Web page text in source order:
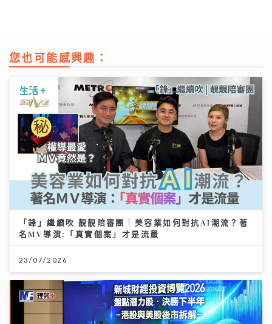
您也可能感興趣：
「鋒」繼續吹 靚靚陪審團 | 美容業如何對抗AI潮流？著
名MV導演:「真實個案」才是流量
23/07/2026